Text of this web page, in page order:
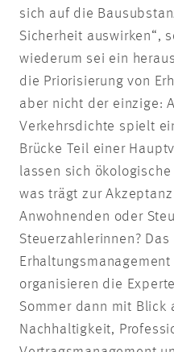
sich auf die
Sicherheit auswirken“,
wiederum sei ein
die Priorisierung von
aber nicht der einzige:
Verkehrsdichte spielt
Brücke Teil einer
lassen sich
was trägt zur
Anwohnenden oder
Steuerzahlerinnen? Das
Erhaltungsmanagement
organisieren die
Sommer dann mit Blick
Nachhaltigkeit,